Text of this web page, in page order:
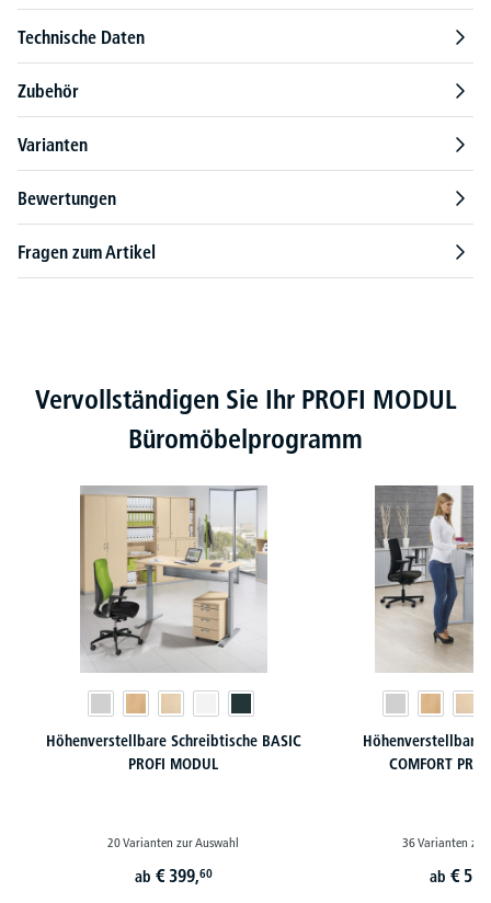
Technische Daten
Zubehör
Varianten
Bewertungen
Fragen zum Artikel
Produktgalerie überspringen
Vervollständigen Sie Ihr PROFI MODUL
Büromöbelprogramm
Höhenverstellbare Schreibtische BASIC
PROFI MODUL
20 Varianten zur Auswahl
ab € 399,60
Höhenverstellbare
COMFORT
36 Varianten zur
ab €